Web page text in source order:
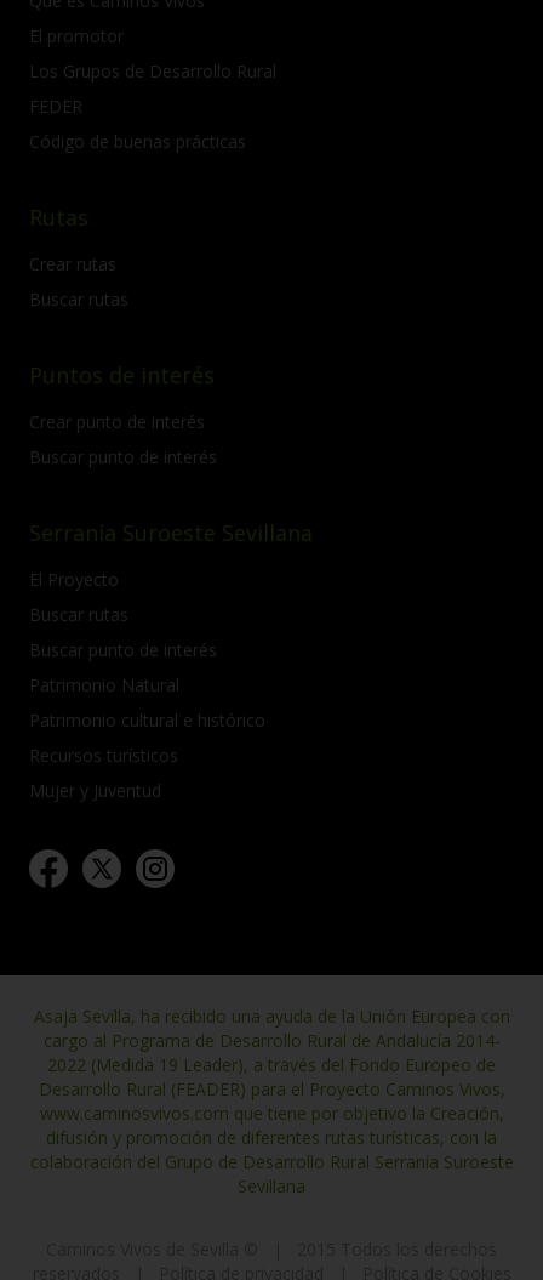
El promotor
Los Grupos de Desarrollo Rural
FEDER
Código de buenas prácticas
Rutas
Crear rutas
Buscar rutas
Puntos de interés
Crear punto de interés
Buscar punto de interés
Serranía Suroeste Sevillana
El Proyecto
Buscar rutas
Buscar punto de interés
Patrimonio Natural
Patrimonio cultural e histórico
Recursos turísticos
Mujer y Juventud
Asaja Sevilla, ha recibido una ayuda de la Unión Europea con
cargo al Programa de Desarrollo Rural de Andalucía 2014-
2022 (Medida 19 Leader), a través del Fondo Europeo de
Desarrollo Rural (FEADER) para el Proyecto Caminos Vivos,
www.caminosvivos.com que tiene por objetivo la Creación,
difusión y promoción de diferentes rutas turísticas, con la
colaboración del Grupo de Desarrollo Rural Serranía Suroeste
Sevillana